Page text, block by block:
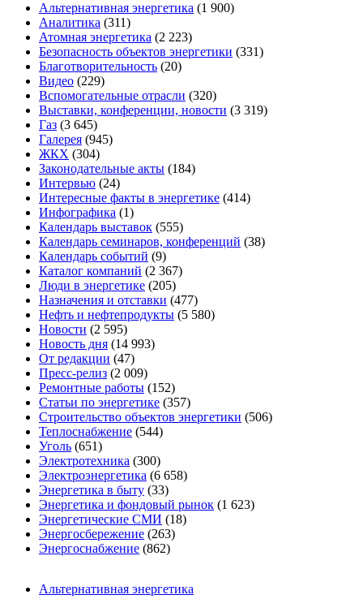
Альтернативная энергетика (1 900)
Аналитика (311)
Атомная энергетика (2 223)
Безопасность объектов энергетики (331)
Благотворительность (20)
Видео (229)
Вспомогательные отрасли (320)
Выставки, конференции, новости (3 319)
Газ (3 645)
Галерея (945)
ЖКХ (304)
Законодательные акты (184)
Интервью (24)
Интересные факты в энергетике (414)
Инфографика (1)
Календарь выставок (555)
Календарь семинаров, конференций (38)
Календарь событий (9)
Каталог компаний (2 367)
Люди в энергетике (205)
Назначения и отставки (477)
Нефть и нефтепродукты (5 580)
Новости (2 595)
Новость дня (14 993)
От редакции (47)
Пресс-релиз (2 009)
Ремонтные работы (152)
Статьи по энергетике (357)
Строительство объектов энергетики (506)
Теплоснабжение (544)
Уголь (651)
Электротехника (300)
Электроэнергетика (6 658)
Энергетика в быту (33)
Энергетика и фондовый рынок (1 623)
Энергетические СМИ (18)
Энергосбережение (263)
Энергоснабжение (862)
Альтернативная энергетика